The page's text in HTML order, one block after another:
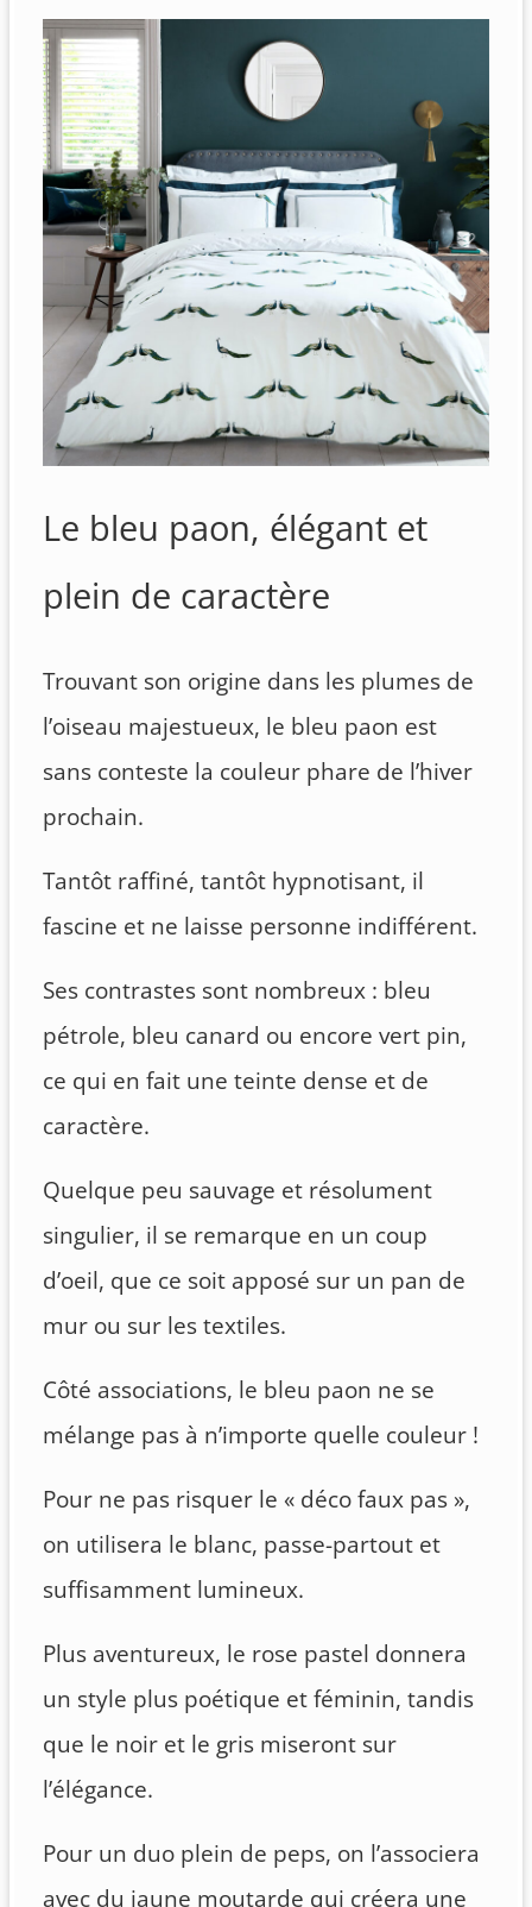
Le bleu paon, élégant et
plein de caractère
Trouvant son origine dans les plumes de
l’oiseau majestueux, le bleu paon est
sans conteste la couleur phare de l’hiver
prochain.
Tantôt raffiné, tantôt hypnotisant, il
fascine et ne laisse personne indifférent.
Ses contrastes sont nombreux : bleu
pétrole, bleu canard ou encore vert pin,
ce qui en fait une teinte dense et de
caractère.
Quelque peu sauvage et résolument
singulier, il se remarque en un coup
d’oeil, que ce soit apposé sur un pan de
mur ou sur les textiles.
Côté associations, le bleu paon ne se
mélange pas à n’importe quelle couleur !
Pour ne pas risquer le « déco faux pas »,
on utilisera le blanc, passe-partout et
suffisamment lumineux.
Plus aventureux, le rose pastel donnera
un style plus poétique et féminin, tandis
que le noir et le gris miseront sur
l’élégance.
Pour un duo plein de peps, on l’associera
avec du jaune moutarde qui créera une